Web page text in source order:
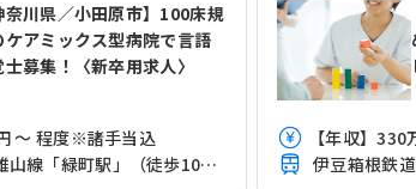
奈川県／小田原市】100床規
ケアミックス型病院で言語
募集！〈新卒用求人〉
～ 程度※諸手当込
伊豆箱根鉄道大雄山線「緑町駅」（徒歩10分）
伊豆箱根鉄